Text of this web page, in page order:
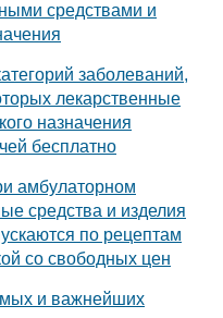
средствами и
заболеваний,
лекарственные
назначения
бесплатно
амбулаторном
средства и изделия
по рецептам
со свободных цен
и важнейших